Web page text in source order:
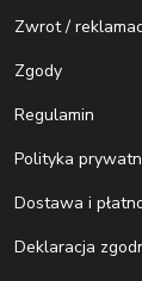
Zwrot /
Zgody
Regulamin
Polityka
Dostawa i
Deklaracja